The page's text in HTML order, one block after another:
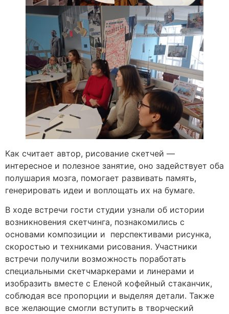
Как считает автор, рисование скетчей —
интересное и полезное занятие, оно задействует оба
полушария мозга, помогает развивать память,
генерировать идеи и воплощать их на бумаге.
В ходе встречи гости студии узнали об истории
возникновения скетчинга, познакомились с
основами композиции и перспективами рисунка,
скоростью и техниками рисования. Участники
встречи получили возможность поработать
специальными скетчмаркерами и линерами и
изобразить вместе с Еленой кофейный стаканчик,
соблюдая все пропорции и выделяя детали. Также
все желающие смогли вступить в творческий